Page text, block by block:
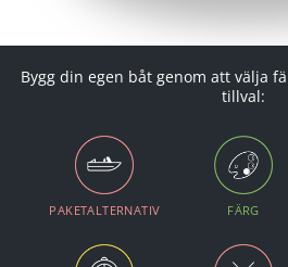
Bygg din egen båt genom att välja
tillval:
PAKETALTERNATIV FÄRG